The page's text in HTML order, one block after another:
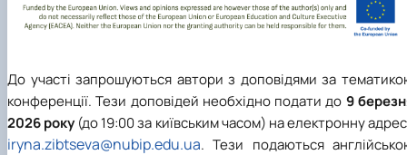
До участі запрошуються автори з доповідями за
конференції. Тези доповідей необхідно подати до 9
2026 року(до 19:00 за київським часом) на електронну
iryna.zibtseva@nubip.edu.ua. Тези подаються